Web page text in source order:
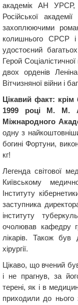
академік АН УРСР,
Російської
захоплюючими
колишнього СРСР і
удостоєний
Герой
двох орденів
Вітчизняної війни і
Цікавий факт: крім
1999 році М. М.
Міжнародного
одну з
богині Фортуни,
кг!
Легенда світової
Київському
Інституту
заступника
інституту
очолював кафедру
лікарів. Також був
хірургії.
Цікаво, що вчений
і не прагнув, за
терені, як і в
приходили до нього